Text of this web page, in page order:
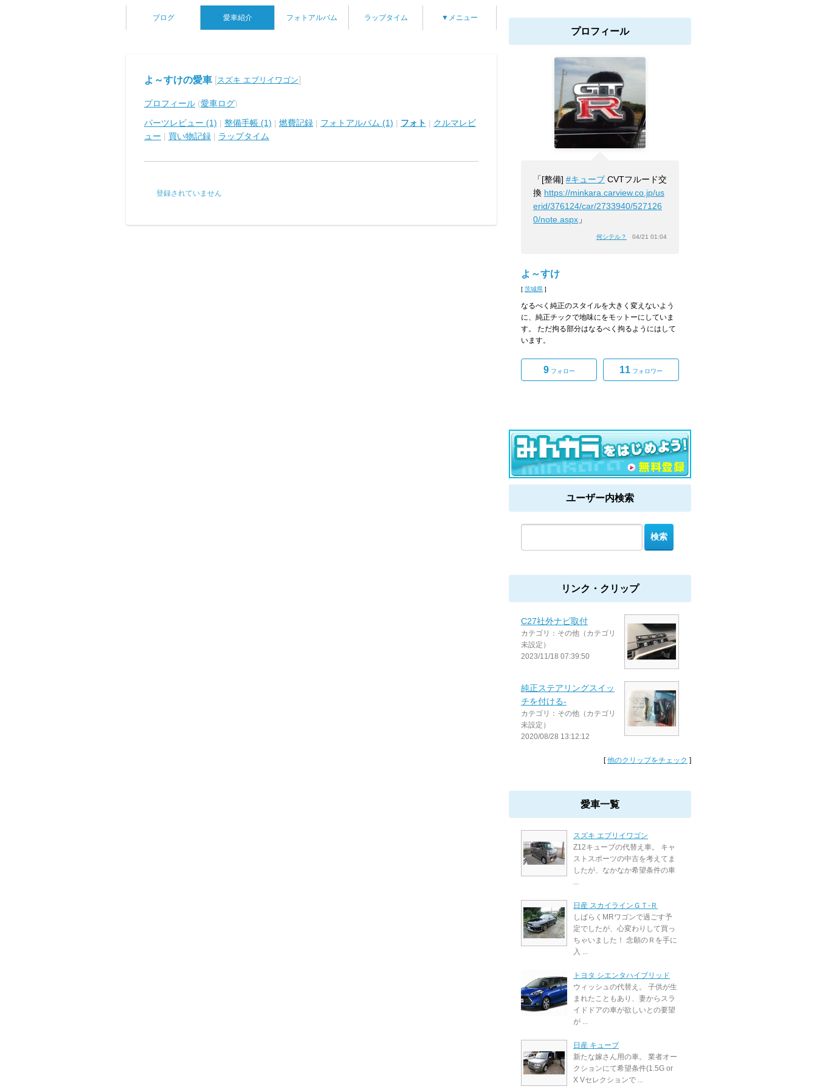
ブログ 愛車紹介 フォトアルバム ラップタイム ▼メニュー
よ～すけの愛車 [スズキ エブリイワゴン]
プロフィール (愛車ログ)
パーツレビュー (1) | 整備手帳 (1) | 燃費記録 | フォトアルバム (1) | フォト | クルマレビ
ュー | 買い物記録 | ラップタイム
登録されていません
プロフィール
「[整備] #キューブ CVTフルード交
換 https://minkara.carview.co.jp/us
erid/376124/car/2733940/527126
0/note.aspx 」
何シテル？ 04/21 01:04
よ～すけ
[ 茨城県 ]
なるべく純正のスタイルを大きく変えないよう
に、純正チックで地味にをモットーにしていま
す。 ただ拘る部分はなるべく拘るようにはして
います。
9フォロー 11 フォロワー
ユーザー内検索
リンク・クリップ
C27社外ナビ取付
カテゴリ：その他（カテゴリ
未設定）
2023/11/18 07:39:50
純正ステアリングスイッ
チを付ける-
カテゴリ：その他（カテゴリ
未設定）
2020/08/28 13:12:12
[他のクリップをチェック ]
愛車一覧
スズキ エブリイワゴン
Z12キューブの代替え車。 キャ
ストスポーツの中古を考えてま
したが、なかなか希望条件の車
...
日産 スカイラインＧＴ‐Ｒ
しばらくMRワゴンで過ごす予
定でしたが、心変わりして買っ
ちゃいました！ 念願のＲを手に
入 ...
トヨタ シエンタハイブリッド
ウィッシュの代替え。 子供が生
まれたこともあり、妻からスラ
イドドアの車が欲しいとの要望
が ...
日産 キューブ
新たな嫁さん用の車。 業者オー
クションにて希望条件(1.5G or
X Vセレクションで ...